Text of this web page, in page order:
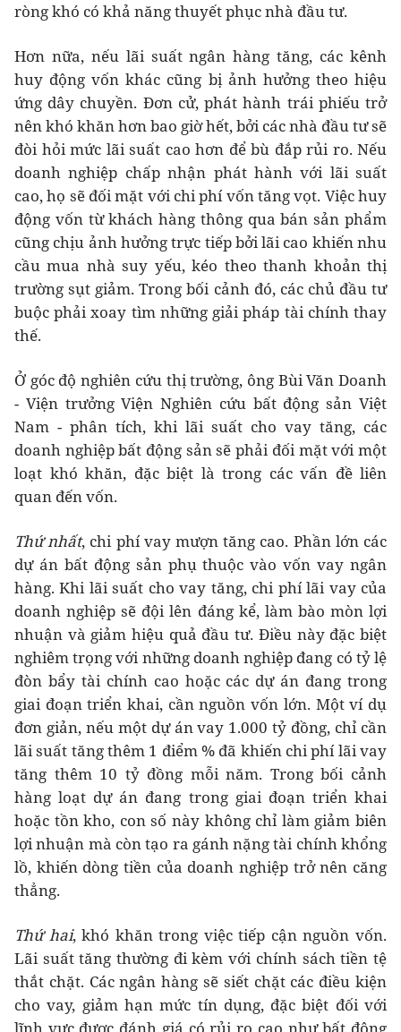
ròng khó có khả năng thuyết phục nhà đầu tư.
Hơn nữa, nếu lãi suất ngân hàng tăng, các kênh
huy động vốn khác cũng bị ảnh hưởng theo hiệu
ứng dây chuyền. Đơn cử, phát hành trái phiếu trở
nên khó khăn hơn bao giờ hết, bởi các nhà đầu tư sẽ
đòi hỏi mức lãi suất cao hơn để bù đắp rủi ro. Nếu
doanh nghiệp chấp nhận phát hành với lãi suất
cao, họ sẽ đối mặt với chi phí vốn tăng vọt. Việc huy
động vốn từ khách hàng thông qua bán sản phẩm
cũng chịu ảnh hưởng trực tiếp bởi lãi cao khiến nhu
cầu mua nhà suy yếu, kéo theo thanh khoản thị
trường sụt giảm. Trong bối cảnh đó, các chủ đầu tư
buộc phải xoay tìm những giải pháp tài chính thay
thế.
Ở góc độ nghiên cứu thị trường, ông Bùi Văn Doanh
- Viện trưởng Viện Nghiên cứu bất động sản Việt
Nam - phân tích, khi lãi suất cho vay tăng, các
doanh nghiệp bất động sản sẽ phải đối mặt với một
loạt khó khăn, đặc biệt là trong các vấn đề liên
quan đến vốn.
Thứ nhất, chi phí vay mượn tăng cao. Phần lớn các
dự án bất động sản phụ thuộc vào vốn vay ngân
hàng. Khi lãi suất cho vay tăng, chi phí lãi vay của
doanh nghiệp sẽ đội lên đáng kể, làm bào mòn lợi
nhuận và giảm hiệu quả đầu tư. Điều này đặc biệt
nghiêm trọng với những doanh nghiệp đang có tỷ lệ
đòn bẩy tài chính cao hoặc các dự án đang trong
giai đoạn triển khai, cần nguồn vốn lớn. Một ví dụ
đơn giản, nếu một dự án vay 1.000 tỷ đồng, chỉ cần
lãi suất tăng thêm 1 điểm % đã khiến chi phí lãi vay
tăng thêm 10 tỷ đồng mỗi năm. Trong bối cảnh
hàng loạt dự án đang trong giai đoạn triển khai
hoặc tồn kho, con số này không chỉ làm giảm biên
lợi nhuận mà còn tạo ra gánh nặng tài chính khổng
lồ, khiến dòng tiền của doanh nghiệp trở nên căng
thẳng.
Thứ hai, khó khăn trong việc tiếp cận nguồn vốn.
Lãi suất tăng thường đi kèm với chính sách tiền tệ
thắt chặt. Các ngân hàng sẽ siết chặt các điều kiện
cho vay, giảm hạn mức tín dụng, đặc biệt đối với